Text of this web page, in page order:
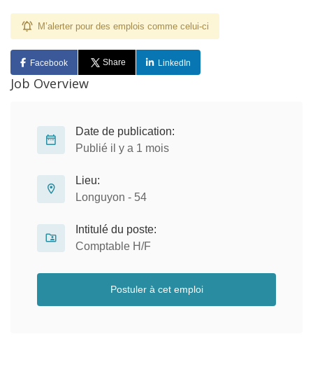
M’alerter pour des emplois comme celui-ci
Facebook Share LinkedIn
Job Overview
Date de publication:
Publié il y a 1 mois
Lieu:
Longuyon - 54
Intitulé du poste:
Comptable H/F
Postuler à cet emploi